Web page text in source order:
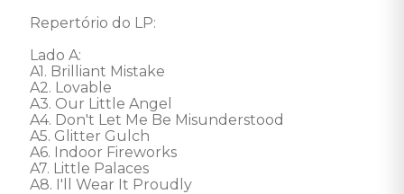
Repertório do LP:
Lado A:
A1. Brilliant Mistake
A2. Lovable
A3. Our Little Angel
A4. Don't Let Me Be Misunderstood
A5. Glitter Gulch
A6. Indoor Fireworks
A7. Little Palaces
A8. I'll Wear It Proudly